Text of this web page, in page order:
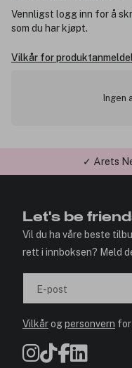
Vennligst logg inn for å
som du har kjøpt.
Vilkår for
Ingen
✓ Årets
Let's be
Vil du ha våre beste
rett i innboksen? Meld
E-post
Vilkårogpersonvern for